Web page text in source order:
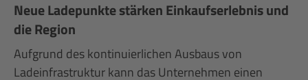
Neue Ladepunkte stärken Einkaufserlebnis und
die Region
Aufgrund des kontinuierlichen Ausbaus von
Ladeinfrastruktur kann das Unternehmen einen